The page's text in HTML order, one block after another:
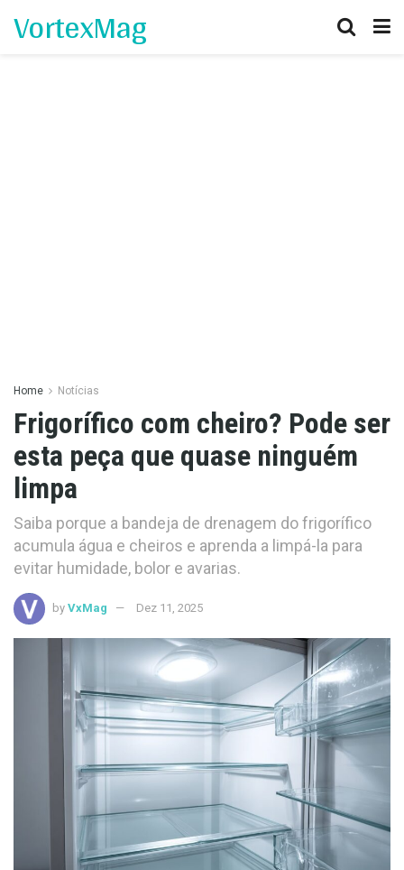
VortexMag
Home Notícias
Frigorífico com cheiro? Pode ser
esta peça que quase ninguém
limpa
Saiba porque a bandeja de drenagem do frigorífico
acumula água e cheiros e aprenda a limpá-la para
evitar humidade, bolor e avarias.
by VxMag Dez 11, 2025